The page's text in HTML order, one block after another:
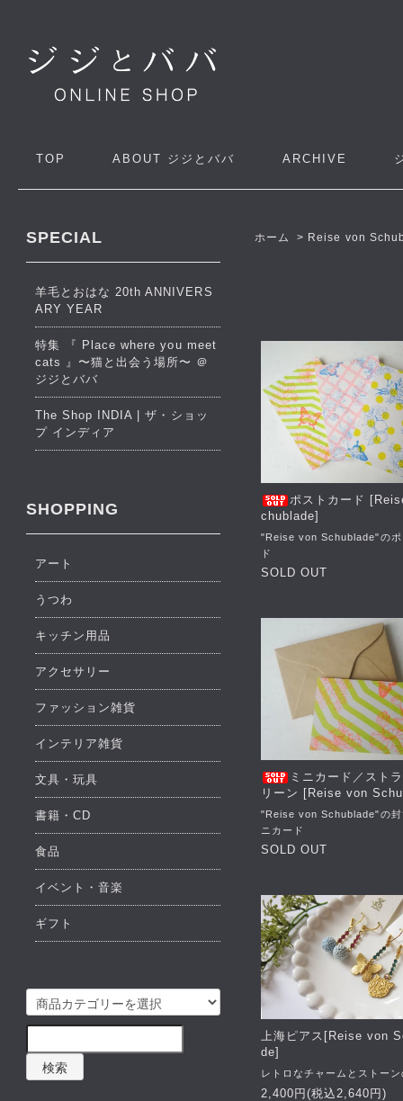
TOP ABOUT ジジとババ ARCHIVE
ホーム > Reise von
ポストカード
chublade]
"Reise von Schublade"のポ
ド
SOLD OUT
ミニカード／スト
リーン [Reise von
"Reise von Schublade"の封
ニカード
SOLD OUT
上海ピアス[Reise von
de]
レトロなチャームとストー
2,400円(税込2,640円)
SPECIAL
羊毛とおはな 20th ANNIVERS
ARY YEAR
特集 『 Place where you meet
cats 』〜猫と出会う場所〜 ＠
ジジとババ
The Shop INDIA | ザ・ショッ
プ インディア
SHOPPING
アート
うつわ
キッチン用品
アクセサリー
ファッション雑貨
インテリア雑貨
文具・玩具
書籍・CD
食品
イベント・音楽
ギフト
検索